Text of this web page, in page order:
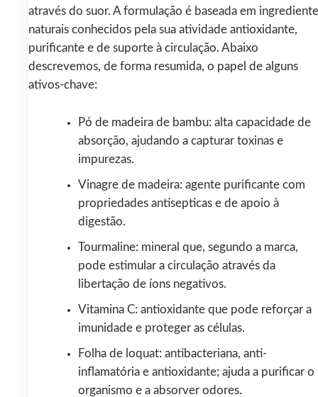
através do suor. A formulação é baseada em
naturais conhecidos pela sua atividade antioxidante,
purificante e de suporte à circulação. Abaixo
descrevemos, de forma resumida, o papel de alguns
ativos-chave:
Pó de madeira de bambu: alta capacidade de
absorção, ajudando a capturar toxinas e
impurezas.
Vinagre de madeira: agente purificante com
propriedades antisepticas e de apoio à
digestão.
Tourmaline: mineral que, segundo a marca,
pode estimular a circulação através da
libertação de íons negativos.
Vitamina C: antioxidante que pode reforçar a
imunidade e proteger as células.
Folha de loquat: antibacteriana, anti-
inflamatória e antioxidante; ajuda a purificar o
organismo e a absorver odores.